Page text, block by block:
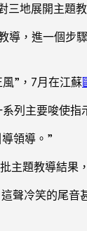
地展開主題教
，進一個步
”，7月在江蘇
列主要唆使指
領導。”
題教導結果
聲冷笑的尾